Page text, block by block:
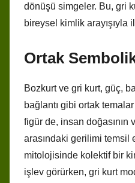
dönüşü simgeler. Bu, gri
bireysel kimlik
Ortak
Bozkurt ve gri kurt, güç,
bağlantı gibi ortak
figür de, insan doğasının
arasındaki gerilimi temsil
mitolojisinde kolektif bir
işlev görürken, gri kurt